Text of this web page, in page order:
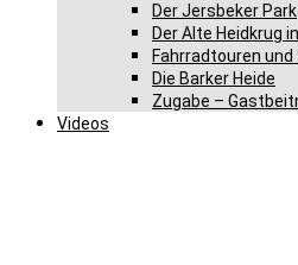
Der Jersbeker Park
Der Alte Heidkrug
Fahrradtouren
Die Barker Heide
Zugabe –
Videos